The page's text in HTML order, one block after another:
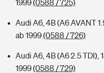
1999(0588 / 725)
Audi A6, 4B (A6 AVANT
ab 1999(0588 / 726)
Audi A6, 4B (A6 2.5 TDI),
1999(0588 / 729)